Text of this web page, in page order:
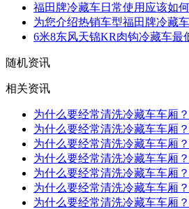
福田牌冷藏车日常使用应该如
为您介绍热销车型福田牌冷藏
6米8东风天锦KR肉钩冷藏车最
随机资讯
相关资讯
为什么要经常清洗冷藏车车厢？
为什么要经常清洗冷藏车车厢？
为什么要经常清洗冷藏车车厢？
为什么要经常清洗冷藏车车厢？
为什么要经常清洗冷藏车车厢？
为什么要经常清洗冷藏车车厢？
为什么要经常清洗冷藏车车厢？